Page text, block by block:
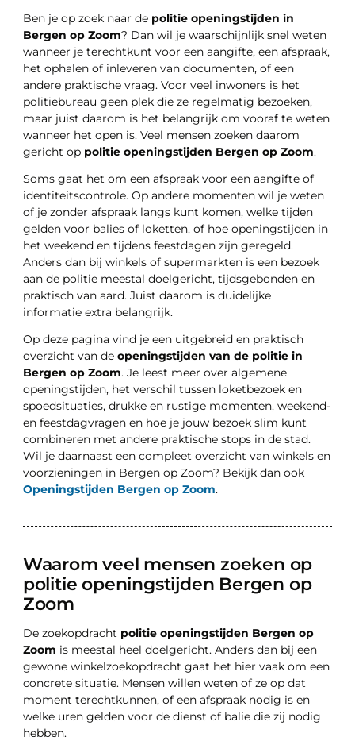
Ben je op zoek naar de politie openingstijden in
Bergen op Zoom? Dan wil je waarschijnlijk snel weten
wanneer je terechtkunt voor een aangifte, een afspraak,
het ophalen of inleveren van documenten, of een
andere praktische vraag. Voor veel inwoners is het
politiebureau geen plek die ze regelmatig bezoeken,
maar juist daarom is het belangrijk om vooraf te weten
wanneer het open is. Veel mensen zoeken daarom
gericht op politie openingstijden Bergen op Zoom.
Soms gaat het om een afspraak voor een aangifte of
identiteitscontrole. Op andere momenten wil je weten
of je zonder afspraak langs kunt komen, welke tijden
gelden voor balies of loketten, of hoe openingstijden in
het weekend en tijdens feestdagen zijn geregeld.
Anders dan bij winkels of supermarkten is een bezoek
aan de politie meestal doelgericht, tijdsgebonden en
praktisch van aard. Juist daarom is duidelijke
informatie extra belangrijk.
Op deze pagina vind je een uitgebreid en praktisch
overzicht van de openingstijden van de politie in
Bergen op Zoom. Je leest meer over algemene
openingstijden, het verschil tussen loketbezoek en
spoedsituaties, drukke en rustige momenten, weekend-
en feestdagvragen en hoe je jouw bezoek slim kunt
combineren met andere praktische stops in de stad.
Wil je daarnaast een compleet overzicht van winkels en
voorzieningen in Bergen op Zoom? Bekijk dan ook
Openingstijden Bergen op Zoom.
Waarom veel mensen zoeken op
politie openingstijden Bergen op
Zoom
De zoekopdracht politie openingstijden Bergen op
Zoom is meestal heel doelgericht. Anders dan bij een
gewone winkelzoekopdracht gaat het hier vaak om een
concrete situatie. Mensen willen weten of ze op dat
moment terechtkunnen, of een afspraak nodig is en
welke uren gelden voor de dienst of balie die zij nodig
hebben.